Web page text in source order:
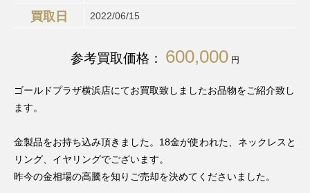
買取日 2022/06/15
参考買取価格： 600,000 円
ゴールドプラザ横浜店にてお買取致しましたお品物をご紹介致し
ます。
金製品をお持ち込み頂きました。18金が使われた、ネックレスと
リング、イヤリングでございます。
昨今の金相場の高騰を知りご売却を決めてくださいました。